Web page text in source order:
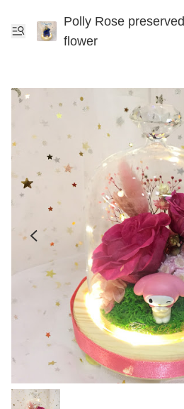
Polly Rose preserved
flower